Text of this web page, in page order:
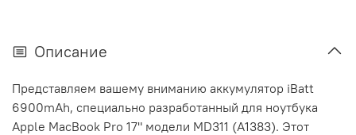
Описание
Представляем вашему вниманию аккумулятор iBatt
6900mAh, специально разработанный для ноутбука
Apple MacBook Pro 17" модели MD311 (A1383). Этот